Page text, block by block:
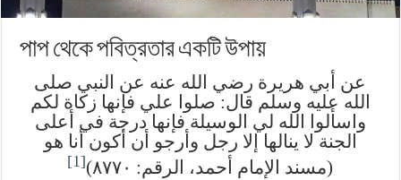
পাপ থেকে পবিত্রতার একটি উপায়
عن أبي هريرة رضي الله عنه عن النبي صلى
الله عليه وسلم قال: صلوا علي فإنها زكاة لكم
واسألوا الله لي الوسيلة فإنها درجة في أعلى
الجنة لا ينالها إلا رجل وأرجو أن أكون أنا هو
(مسند الإمام أحمد، الرقم: ۸۷۷۰)
[1]